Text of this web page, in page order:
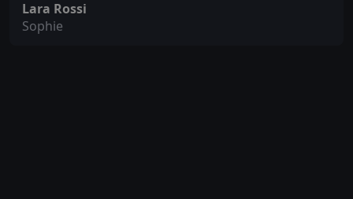
Lara Rossi
Sophie